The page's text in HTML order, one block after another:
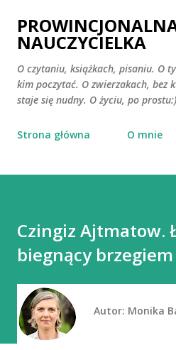
Przejdź do
NAUCZYCIELKA
O czytaniu, książkach, pisaniu. O
kim poczytać. O zwierzakach, bez
staje się nudny. O życiu, po prostu:)
Strona główna O mnie
Czingiz Ajtmatow.
biegnący
Autor: Monika